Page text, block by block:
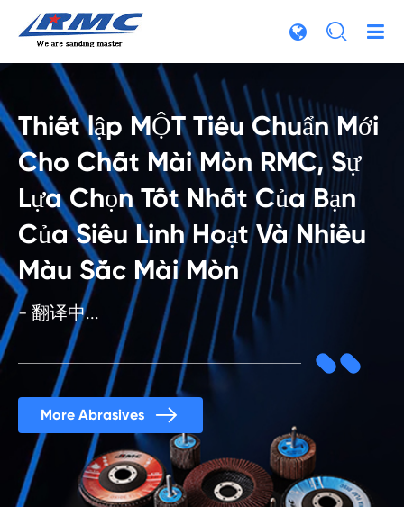

Thiết lập MỘT Tiêu Chuẩn Mới
Cho Chất Mài Mòn RMC, Sự
Lựa Chọn Tốt Nhất Của Bạn
Của Siêu Linh Hoạt Và Nhiều
Màu Sắc Mài Mòn
- 翻译中...
More Abrasives 